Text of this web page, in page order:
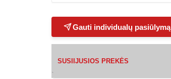
Gauti individualų pasiūlymą
SUSIIJUSIOS PREKĖS
`